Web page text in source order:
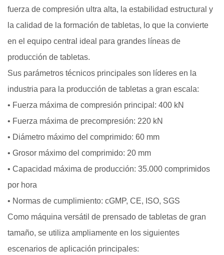
fuerza de compresión ultra alta, la estabilidad estructural y
la calidad de la formación de tabletas, lo que la convierte
en el equipo central ideal para grandes líneas de
producción de tabletas.
Sus parámetros técnicos principales son líderes en la
industria para la producción de tabletas a gran escala:
• Fuerza máxima de compresión principal: 400 kN
• Fuerza máxima de precompresión: 220 kN
• Diámetro máximo del comprimido: 60 mm
• Grosor máximo del comprimido: 20 mm
• Capacidad máxima de producción: 35.000 comprimidos
por hora
• Normas de cumplimiento: cGMP, CE, ISO, SGS
Como máquina versátil de prensado de tabletas de gran
tamaño, se utiliza ampliamente en los siguientes
escenarios de aplicación principales: